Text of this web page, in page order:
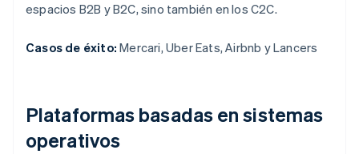
espacios B2B y B2C, sino también en los C2C.
Casos de éxito: Mercari, Uber Eats, Airbnb y Lancers
Plataformas basadas en sistemas
operativos